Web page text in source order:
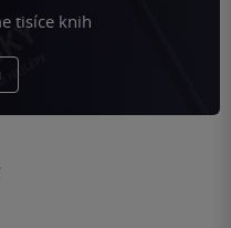
tisíce knih